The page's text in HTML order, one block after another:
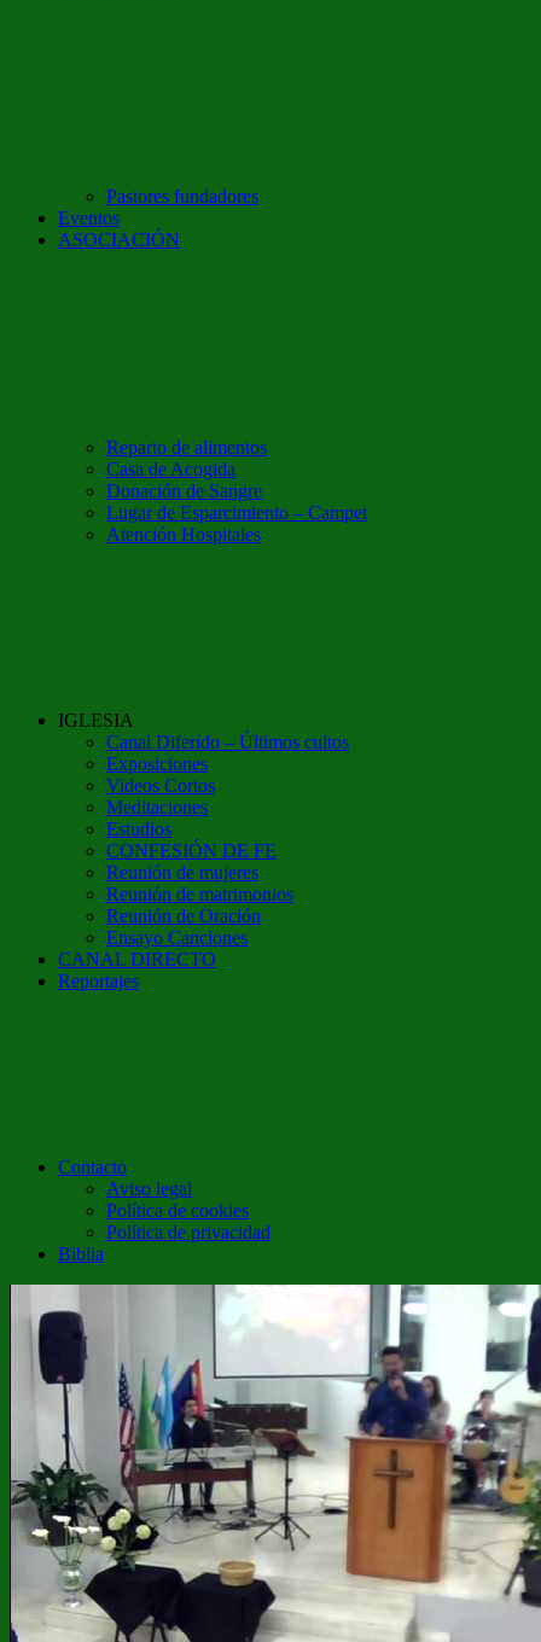
Pastores fundadores
Eventos
ASOCIACIÓN
Reparto de alimentos
Casa de Acogida
Donación de Sangre
Lugar de Esparcimiento – Campet
Atención Hospitales
IGLESIA
Canal Diferido – Últimos cultos
Exposiciones
Videos Cortos
Meditaciones
Estudios
CONFESIÓN DE FE
Reunión de mujeres
Reunión de matrimonios
Reunión de Oración
Ensayo Canciones
CANAL DIRECTO
Reportajes
Contacto
Aviso legal
Política de cookies
Política de privacidad
Biblia